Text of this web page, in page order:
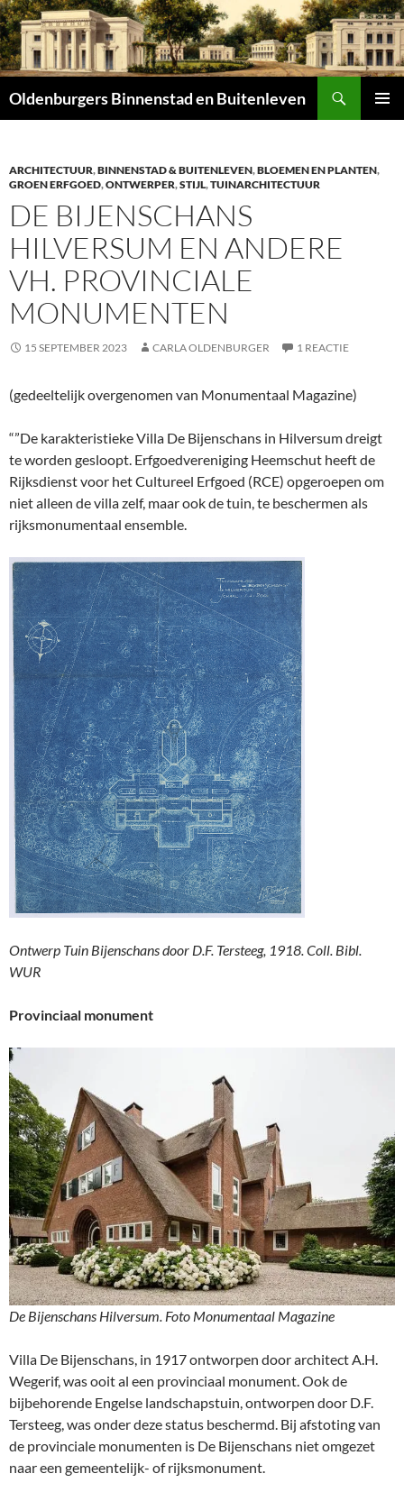
Oldenburgers Binnenstad en Buitenleven
ARCHITECTUUR,BINNENSTAD & BUITENLEVEN,BLOEMEN EN PLANTEN,
GROEN ERFGOED,ONTWERPER,STIJL,TUINARCHITECTUUR
DE BIJENSCHANS
HILVERSUM EN ANDERE
VH. PROVINCIALE
MONUMENTEN
15 SEPTEMBER 2023 CARLA OLDENBURGER 1 REACTIE
(gedeeltelijk overgenomen van Monumentaal Magazine)
“”De karakteristieke Villa De Bijenschans in Hilversum dreigt
te worden gesloopt. Erfgoedvereniging Heemschut heeft de
Rijksdienst voor het Cultureel Erfgoed (RCE) opgeroepen om
niet alleen de villa zelf, maar ook de tuin, te beschermen als
rijksmonumentaal ensemble.
Ontwerp Tuin Bijenschans door D.F. Tersteeg, 1918. Coll. Bibl.
WUR
Provinciaal monument
De Bijenschans Hilversum. Foto Monumentaal Magazine
Villa De Bijenschans, in 1917 ontworpen door architect A.H.
Wegerif, was ooit al een provinciaal monument. Ook de
bijbehorende Engelse landschapstuin, ontworpen door D.F.
Tersteeg, was onder deze status beschermd. Bij afstoting van
de provinciale monumenten is De Bijenschans niet omgezet
naar een gemeentelijk- of rijksmonument.